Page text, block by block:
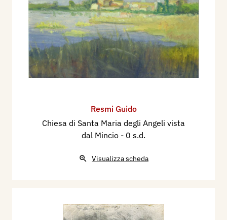
Resmi Guido
Chiesa di Santa Maria degli Angeli vista
dal Mincio - 0 s.d.
Visualizza scheda